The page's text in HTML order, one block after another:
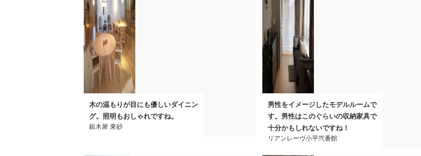
木の温もりが目にも優しいダイニン
グ。照明もおしゃれですね。
銀木犀 東砂
男性をイメージしたモデルルームで
す。男性はこのぐらいの収納家具で
十分かもしれないですね！
リアンレーヴ小平弐番館